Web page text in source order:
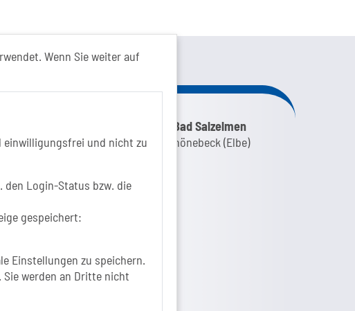
Wenn Sie weiter auf
einwilligungsfrei und nicht zu
den Login-Status bzw. die
gespeichert:
Einstellungen zu speichern.
werden an Dritte nicht
Projekt von...
Link zur Google-Maps Navigation
SOLEPARK Schönebeck/Bad Salzelmen
Eigenbetrieb der Stadt Schönebeck (Elbe)
+49 3928 7055-42
Infos zur Barrierefreiheit